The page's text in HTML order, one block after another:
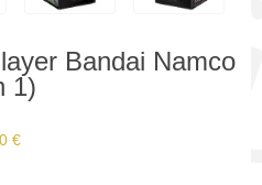
Bandai Namco
1)
€